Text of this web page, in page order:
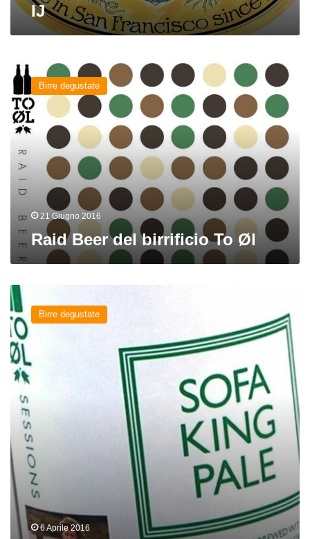
IJ
Raid
Beer
del
birrificio
To
Øl
Birre degustate
21 Giugno 2016
Raid Beer del birrificio To Øl
Sofa
King
Pale
del
birrificio
To
Øl
Birre degustate
6 Aprile 2016